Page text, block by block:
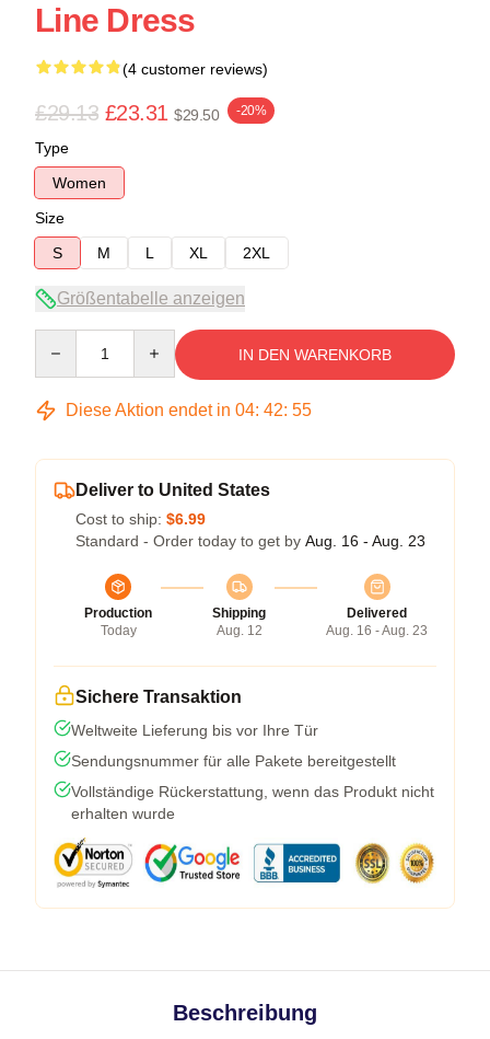
Line Dress
(4 customer reviews)
£29.13 £23.31 $29.50 -20%
Type
Women
Size
S
M L XL 2XL
Größentabelle anzeigen
IN DEN WARENKORB
Diese Aktion endet in 04: 42: 54
Deliver to United States
Cost to ship: $6.99
Standard - Order today to get by Aug. 16 - Aug. 23
Production
Today
Shipping
Aug. 12
Delivered
Aug. 16 - Aug. 23
Sichere Transaktion
Weltweite Lieferung bis vor Ihre Tür
Sendungsnummer für alle Pakete bereitgestellt
Vollständige Rückerstattung, wenn das Produkt nicht
erhalten wurde
Beschreibung